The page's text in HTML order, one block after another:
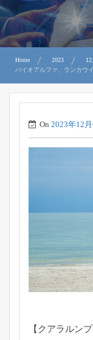
Home 2023 12
バイオアルファ、ランカウ
On 2023年12
【クアラルン